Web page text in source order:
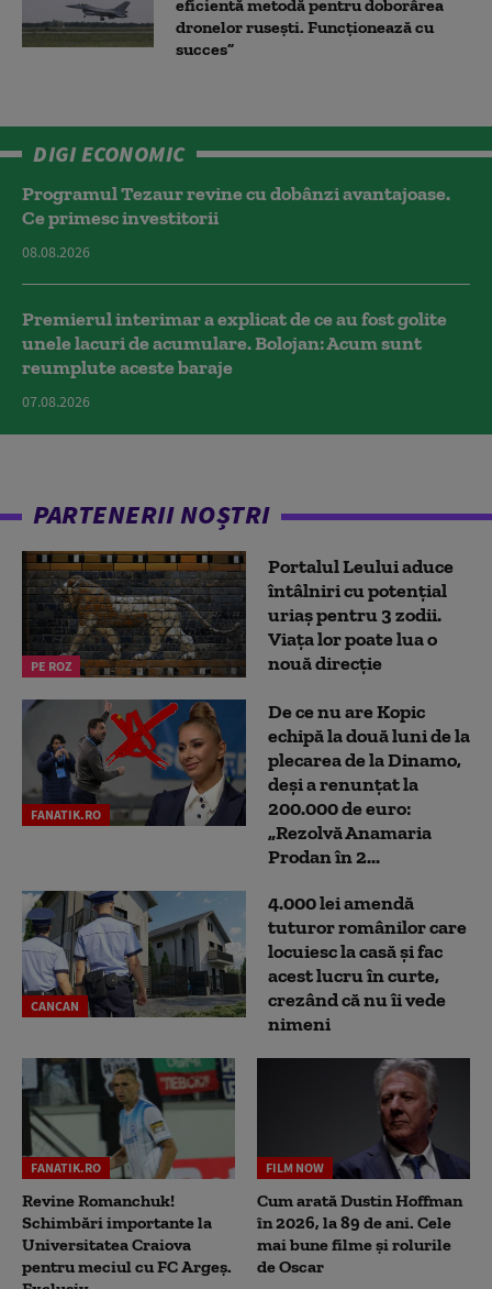
eficientă metodă pentru doborârea
dronelor rusești. Funcționează cu
succes”
DIGI ECONOMIC
Programul Tezaur revine cu dobânzi avantajoase.
Ce primesc investitorii
08.08.2026
Premierul interimar a explicat de ce au fost golite
unele lacuri de acumulare. Bolojan: Acum sunt
reumplute aceste baraje
07.08.2026
PARTENERII NOȘTRI
PE ROZ
Portalul Leului aduce
întâlniri cu potențial
uriaș pentru 3 zodii.
Viața lor poate lua o
nouă direcție
FANATIK.RO
De ce nu are Kopic
echipă la două luni de la
plecarea de la Dinamo,
deși a renunțat la
200.000 de euro:
„Rezolvă Anamaria
Prodan în 2...
CANCAN
4.000 lei amendă
tuturor românilor care
locuiesc la casă și fac
acest lucru în curte,
crezând că nu îi vede
nimeni
FANATIK.RO
Revine Romanchuk!
Schimbări importante la
Universitatea Craiova
pentru meciul cu FC Argeş.
FILM NOW
Cum arată Dustin Hoffman
în 2026, la 89 de ani. Cele
mai bune filme și rolurile
de Oscar